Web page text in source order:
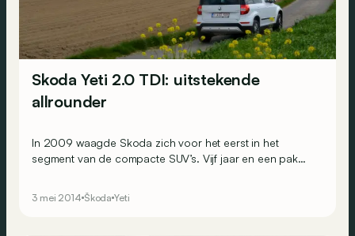
Skoda Yeti 2.0 TDI: uitstekende
allrounder
In 2009 waagde Skoda zich voor het eerst in het
segment van de compacte SUV’s. Vijf jaar en een pak
En dat mag je letterlijk nemen: het grootste nieuws is het
totaal hertekende front én de komst van een stads- of
3 mei 2014 Škoda Yeti